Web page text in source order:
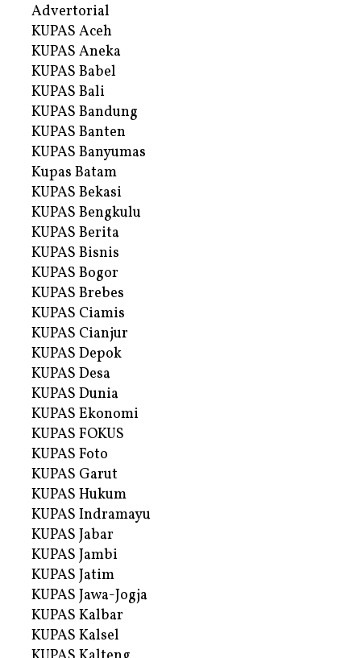
Advertorial
KUPAS Aceh
KUPAS Aneka
KUPAS Babel
KUPAS Bali
KUPAS Bandung
KUPAS Banten
KUPAS Banyumas
Kupas Batam
KUPAS Bekasi
KUPAS Bengkulu
KUPAS Berita
KUPAS Bisnis
KUPAS Bogor
KUPAS Brebes
KUPAS Ciamis
KUPAS Cianjur
KUPAS Depok
KUPAS Desa
KUPAS Dunia
KUPAS Ekonomi
KUPAS FOKUS
KUPAS Foto
KUPAS Garut
KUPAS Hukum
KUPAS Indramayu
KUPAS Jabar
KUPAS Jambi
KUPAS Jatim
KUPAS Jawa-Jogja
KUPAS Kalbar
KUPAS Kalsel